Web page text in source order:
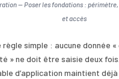
— Poser les fondations :
et accès
règle simple : aucune donnée
» ne doit être saisie deux
d’application maintient